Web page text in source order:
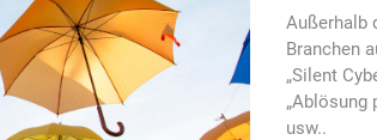
Außerhalb
Branchen
„Silent
„Ablösung
usw..